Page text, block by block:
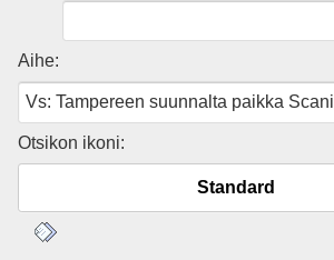
Aihe:
Otsikon ikoni:
Standard